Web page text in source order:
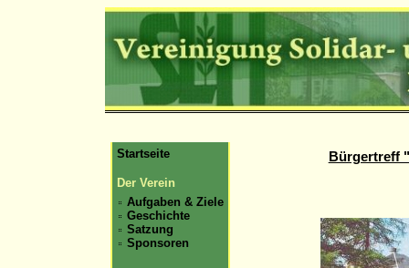
Startseite
Der Verein
Aufgaben & Ziele
Geschichte
Satzung
Sponsoren
Bürgertreff